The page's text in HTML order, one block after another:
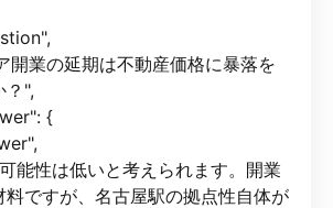
開業の延期は不動産価格に暴落を
？",
{
能性は低いと考えられます。開業
料ですが、名古屋駅の拠点性自体が